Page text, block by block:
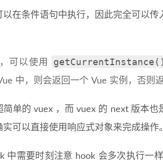
以在条件语句中执行，因此完全可以
可以使用 getCurrentInstance()
中，则会返回一个 Vue 实例，否则
单的 vuex ，而 vuex 的 next 版本
可以直接使用响应式对象来完成操作。
中需要时刻注意 hook 会多次执行一